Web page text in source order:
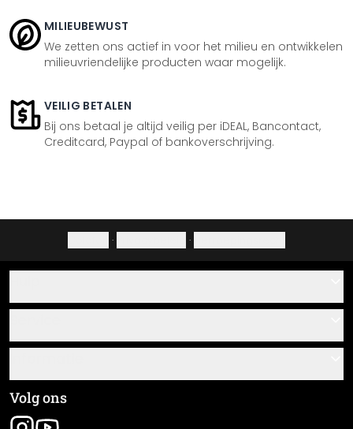
MILIEUBEWUST
We zetten ons actief in voor het milieu en ontwikkelen
milieuvriendelijke producten waar mogelijk.
VEILIG BETALEN
Bij ons betaal je altijd veilig per iDEAL, Bancontact,
Creditcard, Paypal of bankoverschrijving.
· ·
Over ons
Plak- en montagehandleidingen
Materiaaloverzicht
Algemene voorwaarden
Colofon
Volg ons